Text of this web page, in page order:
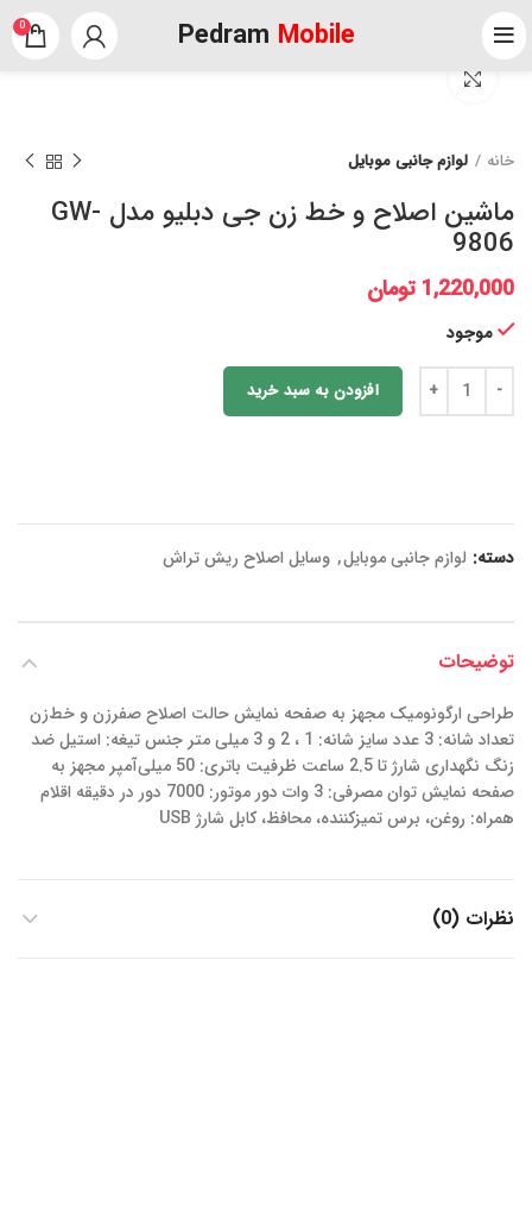
Pedram Mobile
0
خانه لوازم جانبی موبایل
ماشین اصلاح و خط زن جی دبلیو مدل GW-
9806
1,220,000 تومان
موجود
افزودن به سبد خرید
دسته: لوازم جانبی موبایل, وسایل اصلاح ریش تراش
توضیحات
طراحی ارگونومیک مجهز به صفحه نمایش حالت اصلاح صفرزن و خط‌زن
تعداد شانه: 3 عدد سایز شانه: 1 ، 2 و 3 میلی متر جنس تیغه: استیل ضد
زنگ نگهداری شارژ تا 2.5 ساعت ظرفیت باتری: 50 میلی‌آمپر مجهز به
صفحه نمایش توان مصرفی: 3 وات دور موتور: 7000 دور در دقیقه اقلام
همراه: روغن، برس تمیزکننده، محافظ، کابل شارژ USB
نظرات (0)